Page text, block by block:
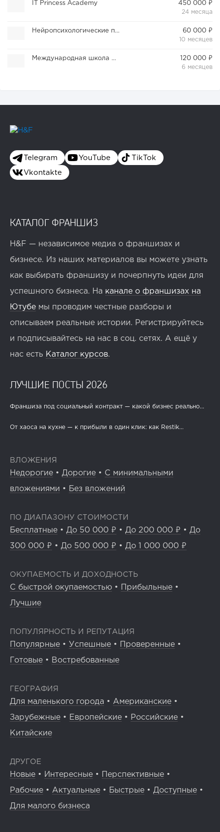
IT Princess Academy
450 000 ₽
24 месяца
Нейропсихологические программы
60 000 ₽
10 месяцев
Международная школа Л.Л. Васильевой
120 000 ₽
6 месяцев
Telegram YouTube TikTok
Vkontakte
КАТАЛОГ ФРАНШИЗ
H&F — независимое медиа о франшизах и
бизнесе. Из наших материалов вы можете узнать
как выбирать франшизу и почерпнуть идеи для
успешного бизнеса. На канале о франшизах на
Ютубе мы проводим честные разборы и
описываем реальные истории. Регистрируйтесь
и подписывайтесь на нас в соц. сетях. А ещё у
нас есть Каталог курсов.
ЛУЧШИЕ ПОСТЫ 2026
Франшиза под социальный контракт — какой бизнес реально...
От хаоса на кухне — к прибыли в один клик: как Restik...
ВЛОЖЕНИЯ
Недорогие • Дорогие • С минимальными
вложениями • Без вложений
ПО ДИАПАЗОНУ СТОИМОСТИ
Бесплатные • До 50 000 ₽ • До 200 000 ₽ • До
300 000 ₽ • До 500 000 ₽ • До 1 000 000 ₽
ОКУПАЕМОСТЬ И ДОХОДНОСТЬ
С быстрой окупаемостью • Прибыльные •
Лучшие
ПОПУЛЯРНОСТЬ И РЕПУТАЦИЯ
Популярные • Успешные • Проверенные •
Готовые • Востребованные
ГЕОГРАФИЯ
Для маленького города • Американские •
Зарубежные • Европейские • Российские •
Китайские
ДРУГОЕ
Новые • Интересные • Перспективные •
Рабочие • Актуальные • Быстрые • Доступные •
Для малого бизнеса